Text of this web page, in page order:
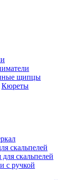
щипцы
Кюреты
скальпелей
для скальпелей
с ручкой